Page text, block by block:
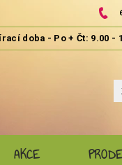
AKCE